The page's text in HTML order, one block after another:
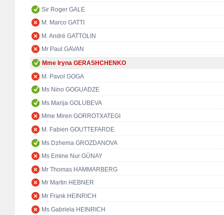
Sir Roger GALE
M. Marco GATTI
M. André GATTOLIN
Mr Paul GAVAN
Mme Iryna GERASHCHENKO
M. Pavol GOGA
Ms Nino GOGUADZE
Ms Marija GOLUBEVA
Mme Miren GORROTXATEGI
M. Fabien GOUTTEFARDE
Ms Dzhema GROZDANOVA
Ms Emine Nur GÜNAY
Mr Thomas HAMMARBERG
Mr Martin HEBNER
Mr Frank HEINRICH
Ms Gabriela HEINRICH